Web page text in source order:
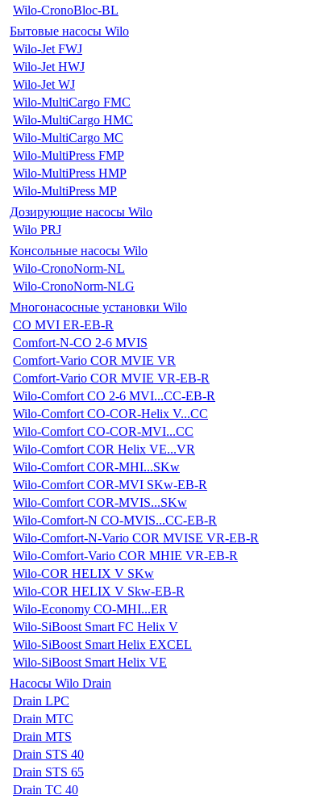
Wilo-CronoBloc-BL
Бытовые насосы Wilo
Wilo-Jet FWJ
Wilo-Jet HWJ
Wilo-Jet WJ
Wilo-MultiCargo FMC
Wilo-MultiCargo HMC
Wilo-MultiCargo MC
Wilo-MultiPress FMP
Wilo-MultiPress HMP
Wilo-MultiPress MP
Дозирующие насосы Wilo
Wilo PRJ
Консольные насосы Wilo
Wilo-CronoNorm-NL
Wilo-CronoNorm-NLG
Многонасосные установки Wilo
CO MVI ER-EB-R
Comfort-N-CO 2-6 MVIS
Comfort-Vario COR MVIE VR
Comfort-Vario COR MVIE VR-EB-R
Wilo-Comfort CO 2-6 MVI...CC-EB-R
Wilo-Comfort CO-COR-Helix V...CC
Wilo-Comfort CO-COR-MVI...CC
Wilo-Comfort COR Helix VE...VR
Wilo-Comfort COR-MHI...SKw
Wilo-Comfort COR-MVI SKw-EB-R
Wilo-Comfort COR-MVIS...SKw
Wilo-Comfort-N CO-MVIS...CC-EB-R
Wilo-Comfort-N-Vario COR MVISE VR-EB-R
Wilo-Comfort-Vario COR MHIE VR-EB-R
Wilo-COR HELIX V SKw
Wilo-COR HELIX V Skw-EB-R
Wilo-Economy CO-MHI...ER
Wilo-SiBoost Smart FC Helix V
Wilo-SiBoost Smart Helix EXCEL
Wilo-SiBoost Smart Helix VE
Насосы Wilo Drain
Drain LPC
Drain MTC
Drain MTS
Drain STS 40
Drain STS 65
Drain TC 40